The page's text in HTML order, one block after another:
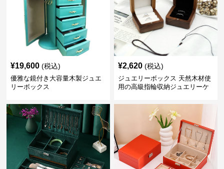
¥19,600 (税込)
優雅な鏡付き大容量木製ジュエ
リーボックス
¥2,620 (税込)
ジュエリーボックス 天然木材使
用の高級指輪収納ジュエリーケ